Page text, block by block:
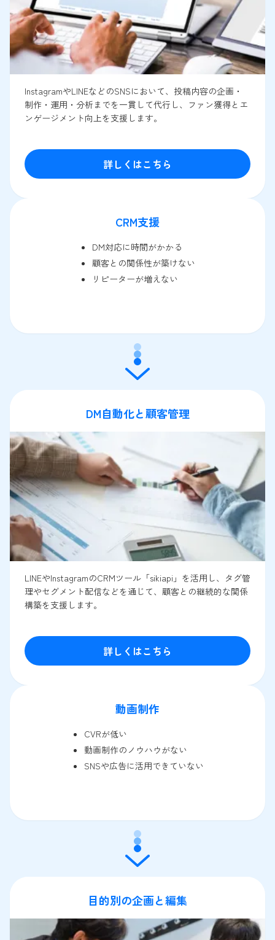
InstagramやLINEなどのSNSにおいて、投稿内容の企画・
制作・運用・分析までを一貫して代行し、ファン獲得とエ
ンゲージメント向上を支援します。
詳しくはこちら
CRM支援
DM対応に時間がかかる
顧客との関係性が築けない
リピーターが増えない
DM自動化と顧客管理
LINEやInstagramのCRMツール「sikiapi」を活用し、タグ管
理やセグメント配信などを通じて、顧客との継続的な関係
構築を支援します。
詳しくはこちら
動画制作
CVRが低い
動画制作のノウハウがない
SNSや広告に活用できていない
目的別の企画と編集